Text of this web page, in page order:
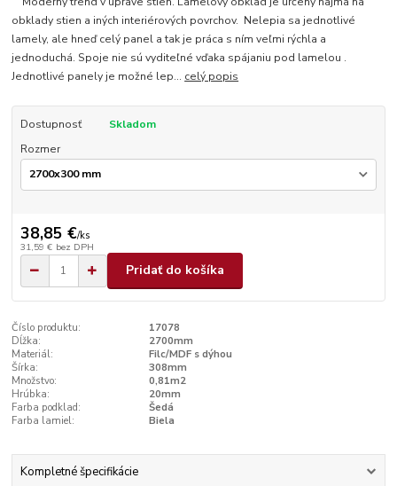
obklady stien a iných interiérových povrchov. Nelepia sa jednotlivé
lamely, ale hneď celý panel a tak je práca s ním veľmi rýchla a
jednoduchá. Spoje nie sú vyditeľné vďaka spájaniu pod lamelou .
Jednotlivé panely je možné lep... celý popis
Dostupnosť
Skladom
Rozmer
38,85 €/ks
31,59 € bez DPH
Pridať do košíka
Číslo produktu:
17078
Dĺžka:
2700mm
Materiál:
Filc/MDF s dýhou
Šírka:
308mm
Množstvo:
0,81m2
Hrúbka:
20mm
Farba podklad:
Šedá
Farba lamiel:
Biela
Kompletné špecifikácie